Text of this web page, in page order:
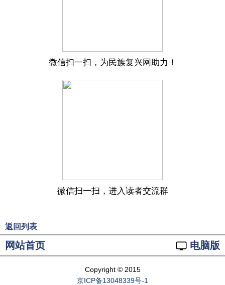
微信扫一扫，为民族复兴网助力！
微信扫一扫，进入读者交流群
返回列表
网站首页 电脑版
Copyright © 2015
京ICP备13048339号-1